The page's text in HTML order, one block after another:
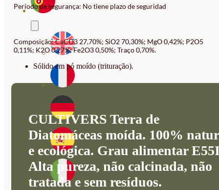
A
Período de segurança: No tiene plazo de seguridad
Composição: CaCO3 27,70%; SiO2 70,30%; MgO 0,42%; P2O5
0,11%; K2O 0,27%; Fe2O3 0,50%; Traço 0,70%.
Sólido em pó moído (trituração).
CULTIVERS Terra de
Diatomáceas moída. 100%
e ecológica. Grau alimentar
Alta pureza, não calcinada, não
tratada e sem resíduos.